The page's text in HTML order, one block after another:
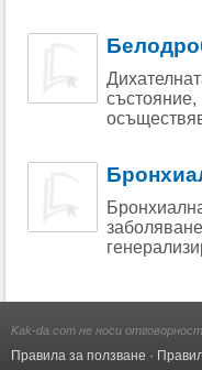
Kak-da.com не носи
Правила за ползване ·